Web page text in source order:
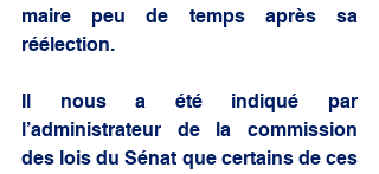
maire peu de temps après sa
réélection.
Il nous a été indiqué par
l’administrateur de la commission
des lois du Sénat que certains de ces